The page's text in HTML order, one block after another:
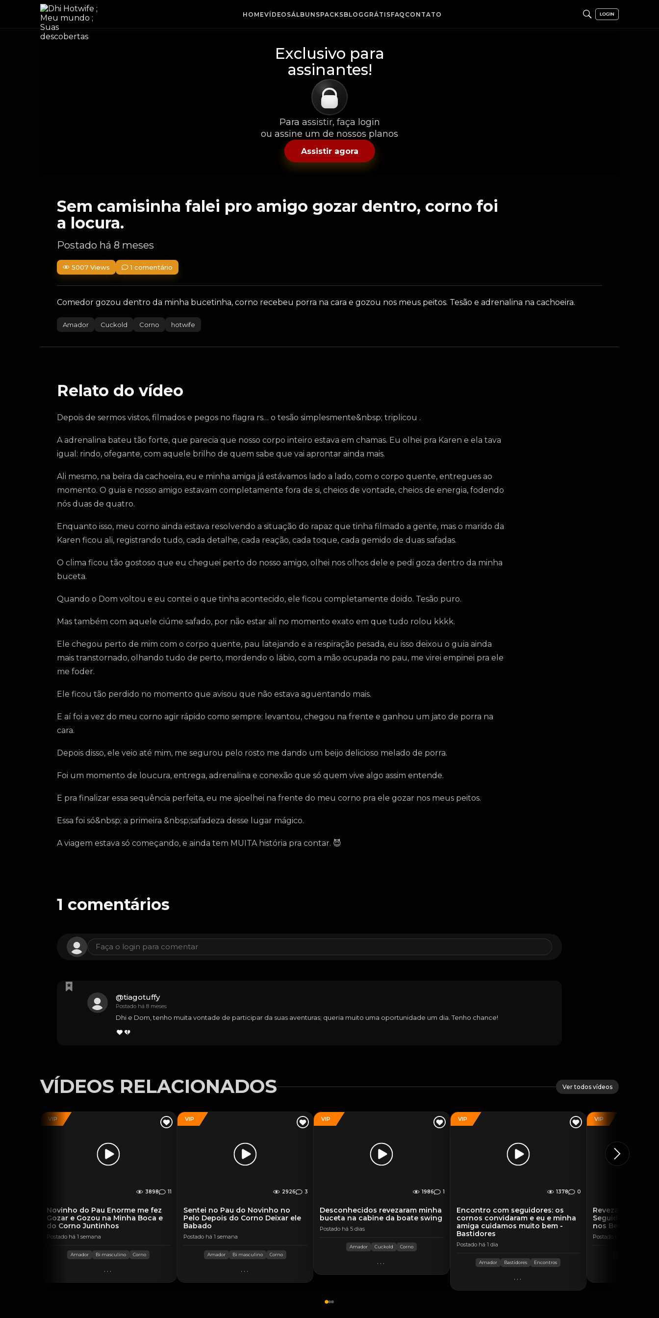
HOMEVÍDEOSÁLBUNSPACKSBLOG GRÁTISFAQ CONTATO
Exclusivo para
assinantes!
Para assistir, faça login
ou assine um de nossos planos
Assistir agora
Sem camisinha falei pro amigo gozar dentro, corno foi
a locura.
Postado há 8 meses
5007 Views 1 comentário
Comedor gozou dentro da minha bucetinha, corno recebeu porra na cara e gozou nos meus peitos. Tesão e adrenalina na cachoeira.
Amador Cuckold Corno hotwife
Relato do vídeo
Depois de sermos vistos, filmados e pegos no flagra rs… o tesão simplesmente&nbsp; triplicou .
A adrenalina bateu tão forte, que parecia que nosso corpo inteiro estava em chamas. Eu olhei pra Karen e ela tava
igual: rindo, ofegante, com aquele brilho de quem sabe que vai aprontar ainda mais.
Ali mesmo, na beira da cachoeira, eu e minha amiga já estávamos lado a lado, com o corpo quente, entregues ao
momento. O guia e nosso amigo estavam completamente fora de si, cheios de vontade, cheios de energia, fodendo
nós duas de quatro.
Enquanto isso, meu corno ainda estava resolvendo a situação do rapaz que tinha filmado a gente, mas o marido da
Karen ficou ali, registrando tudo, cada detalhe, cada reação, cada toque, cada gemido de duas safadas.
O clima ficou tão gostoso que eu cheguei perto do nosso amigo, olhei nos olhos dele e pedi goza dentro da minha
buceta.
Quando o Dom voltou e eu contei o que tinha acontecido, ele ficou completamente doido. Tesão puro.
Mas também com aquele ciúme safado, por não estar ali no momento exato em que tudo rolou kkkk.
Ele chegou perto de mim com o corpo quente, pau latejando e a respiração pesada, eu isso deixou o guia ainda
mais transtornado, olhando tudo de perto, mordendo o lábio, com a mão ocupada no pau, me virei empinei pra ele
me foder.
Ele ficou tão perdido no momento que avisou que não estava aguentando mais.
E aí foi a vez do meu corno agir rápido como sempre: levantou, chegou na frente e ganhou um jato de porra na
cara.
Depois disso, ele veio até mim, me segurou pelo rosto me dando um beijo delicioso melado de porra.
Foi um momento de loucura, entrega, adrenalina e conexão que só quem vive algo assim entende.
E pra finalizar essa sequência perfeita, eu me ajoelhei na frente do meu corno pra ele gozar nos meus peitos.
Essa foi só&nbsp; a primeira &nbsp;safadeza desse lugar mágico.
A viagem estava só começando, e ainda tem MUITA história pra contar. 😈
1 comentários
Faça o login para comentar
@tiagotuffy
Postado há 8 meses
Dhi e Dom, tenho muita vontade de participar da suas aventuras; queria muito uma oportunidade um dia. Tenho chance!
VÍDEOS RELACIONADOS Ver todos vídeos
VIP
3898 11
Novinho do Pau Enorme me fez
Gozar e Gozou na Minha Boca e
do Corno Juntinhos
Postado há 1 semana
Amador Bi masculino Corno
...
VIP
2926 3
Sentei no Pau do Novinho no
Pelo Depois do Corno Deixar ele
Babado
Postado há 1 semana
Amador Bi masculino Corno
...
VIP
1986 1
Desconhecidos revezaram minha
buceta na cabine da boate swing
Postado há 5 dias
Amador Cuckold Corno
...
VIP
1378 0
Encontro com seguidores: os
cornos convidaram e eu e minha
amiga cuidamos muito bem -
Bastidores
Postado há 1 dia
Amador Bastidores Encontros
...
VIP
Revezamos os
Seguidores,
nos Beijamos
Postado há 5 horas